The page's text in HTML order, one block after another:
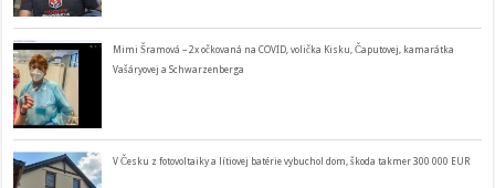
Mimi Šramová – 2x očkovaná na COVID, volička Kisku, Čaputovej, kamarátka
Vašáryovej a Schwarzenberga
V Česku z fotovoltaiky a lítiovej batérie vybuchol dom, škoda takmer 300 000 EUR